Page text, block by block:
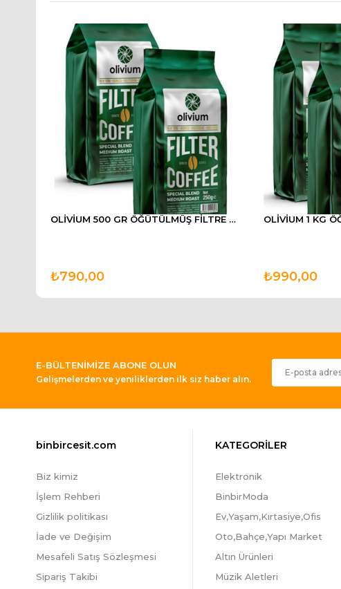
OLİVİUM 500 GR ÖĞÜTÜLMÜŞ FİLTRE KAHVE (2 ADET 250 GRAMLIK ÜRÜN İÇERİR)
₺790,00 ₺990,00
E-BÜLTENİMİZE ABONE OLUN
Gelişmelerden ve yeniliklerden ilk siz haber alın.
binbircesit.com
Biz kimiz
İşlem Rehberi
Gizlilik politikası
İade ve Değişim
Mesafeli Satış Sözleşmesi
Sipariş Takibi
KATEGORİLER
Elektronik
BinbirModa
Ev,Yaşam,Kırtasiye,Ofis
Oto,Bahçe,Yapı Market
Altın Ürünleri
Müzik Aletleri